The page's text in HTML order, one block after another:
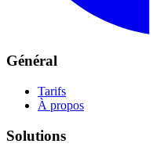
Général
Tarifs
À propos
Solutions